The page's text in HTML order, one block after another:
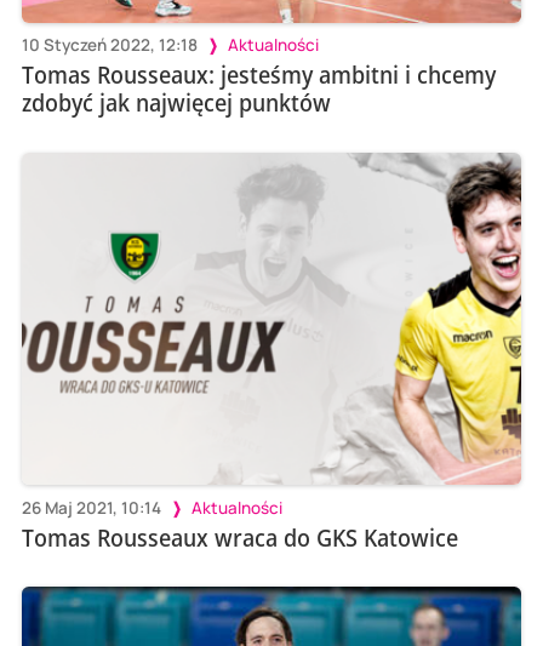
10 Styczeń 2022, 12:18 Aktualności
Tomas Rousseaux: jesteśmy ambitni i chcemy
zdobyć jak najwięcej punktów
26 Maj 2021, 10:14 Aktualności
Tomas Rousseaux wraca do GKS Katowice